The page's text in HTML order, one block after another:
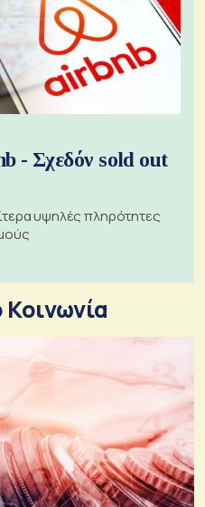
- Σχεδόν sold out
υψηλές πληρότητες